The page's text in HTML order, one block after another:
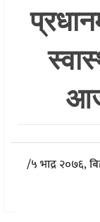
/५ भाद्र २०७६,